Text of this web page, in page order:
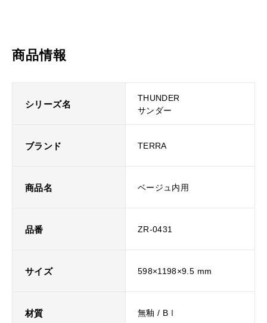
商品情報
シリーズ名
THUNDER
サンダー
ブランド TERRA
商品名 ベージュ内用
品番 ZR-0431
サイズ 598×1198×9.5 mm
材質 無釉 / BⅠ